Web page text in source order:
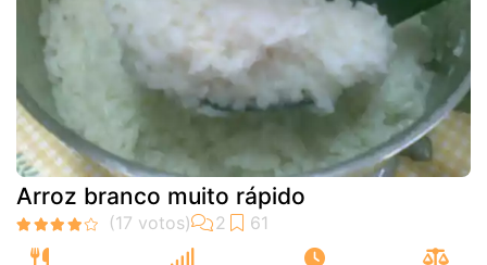
Arroz branco muito rápido